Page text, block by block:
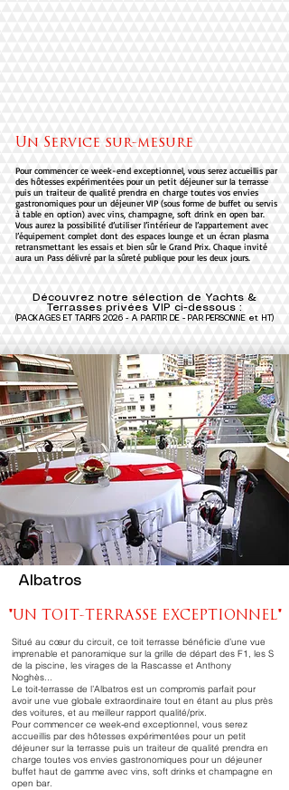
Un Service sur-mesure
Pour commencer ce week-end exceptionnel, vous serez accueillis par
des hôtesses expérimentées pour un petit déjeuner sur la terrasse
puis un traiteur de qualité prendra en charge toutes vos envies
gastronomiques pour un déjeuner VIP (sous forme de buffet ou servis
à table en option) avec vins, champagne, soft drink en open bar.
Vous aurez la possibilité d’utiliser l’intérieur de l’appartement avec
l’équipement complet dont des espaces lounge et un écran plasma
retransmettant les essais et bien sûr le Grand Prix. Chaque invité
aura un Pass délivré par la sûreté publique pour les deux jours.
Découvrez notre sélection de Yachts &
Terrasses privées VIP ci-dessous :
(PACKAGES ET TARIFS 2026 - A PARTIR DE - PAR PERSONNE et HT )
Albatros
"UN TOIT-TERRASSE EXCEPTIONNEL"
Situé au cœur du circuit, ce toit terrasse bénéficie d’une vue
imprenable et panoramique sur la grille de départ des F1, les S
de la piscine, les virages de la Rascasse et Anthony
Noghès...
Le toit-terrasse de l’Albatros est un compromis parfait pour
avoir une vue globale extraordinaire tout en étant au plus près
des voitures, et au meilleur rapport qualité/prix.
Pour commencer ce week-end exceptionnel, vous serez
accueillis par des hôtesses expérimentées pour un petit
déjeuner sur la terrasse puis un traiteur de qualité prendra en
charge toutes vos envies gastronomiques pour un déjeuner
buffet haut de gamme avec vins, soft drinks et champagne en
open bar.